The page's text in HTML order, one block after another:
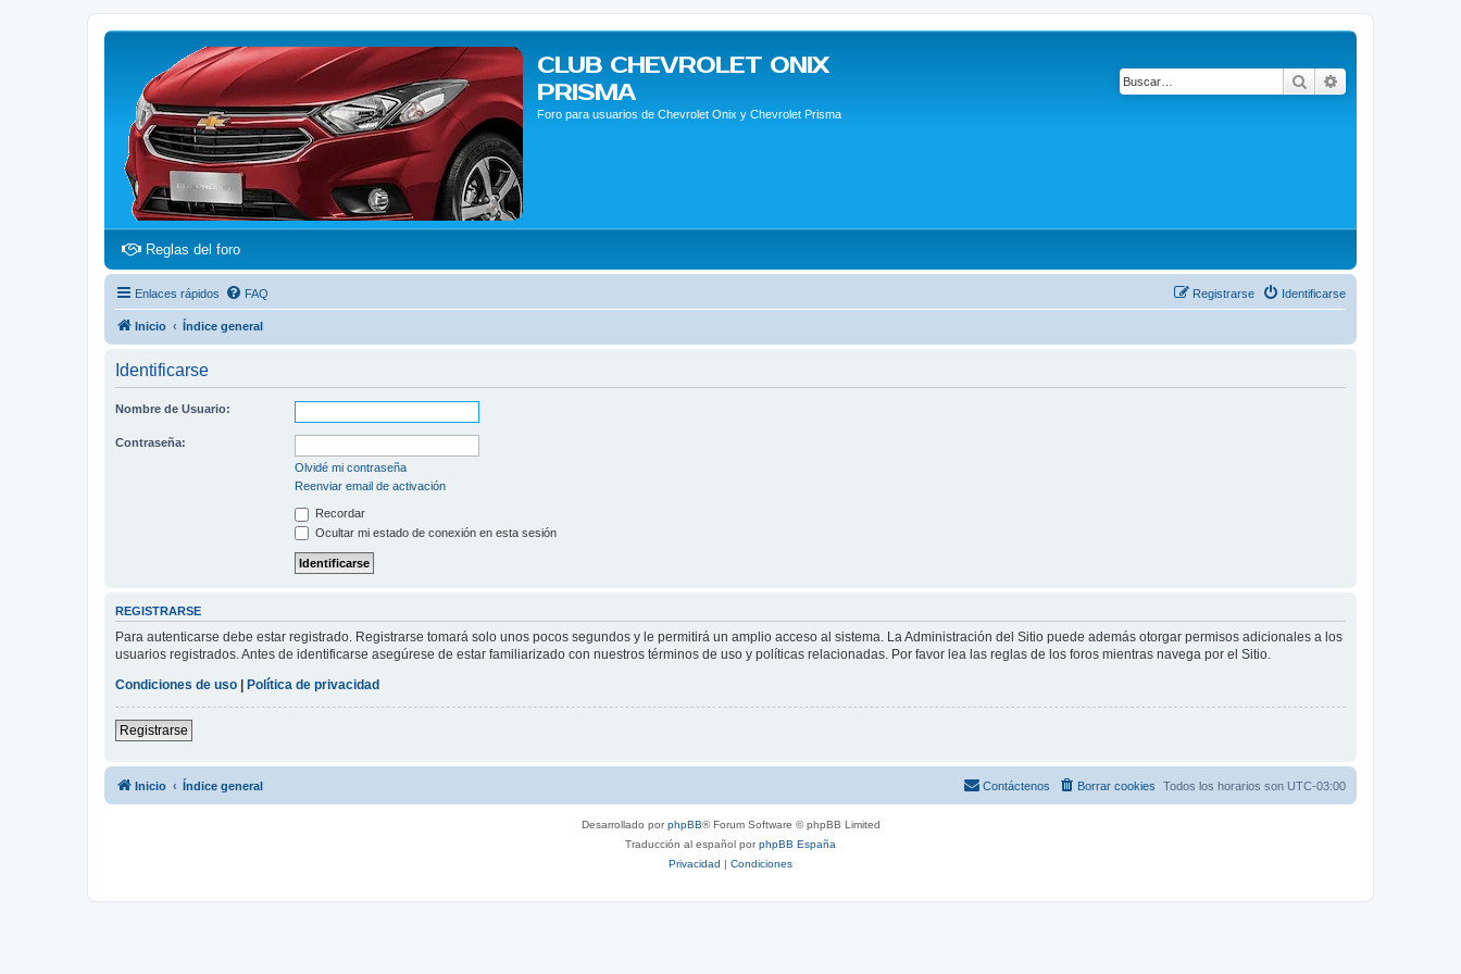
CLUB CHEVROLET ONIX
PRISMA
Foro para usuarios de Chevrolet Onix y Chevrolet Prisma
Buscar
Reglas del foro(Opens a new tab)
Enlaces rápidos FAQ Identificarse
Registrarse
Inicio Índice general
Identificarse
Nombre de Usuario:
Contraseña:
Olvidé mi contraseña
Reenviar email de activación
Recordar
Ocultar mi estado de conexión en esta sesión
REGISTRARSE
Para autenticarse debe estar registrado. Registrarse tomará solo unos pocos segundos y le permitirá un amplio acceso al sistema. La Administración del Sitio puede además otorgar permisos adicionales a los
usuarios registrados. Antes de identificarse asegúrese de estar familiarizado con nuestros términos de uso y políticas relacionadas. Por favor lea las reglas de los foros mientras navega por el Sitio.
Condiciones de uso | Política de privacidad
Registrarse
Inicio Índice general Todos los horarios son UTC-03:00
Borrar cookies
Contáctenos
Desarrollado porphpBB® Forum Software © phpBB Limited
Traducción al español porphpBB España
Privacidad | Condiciones